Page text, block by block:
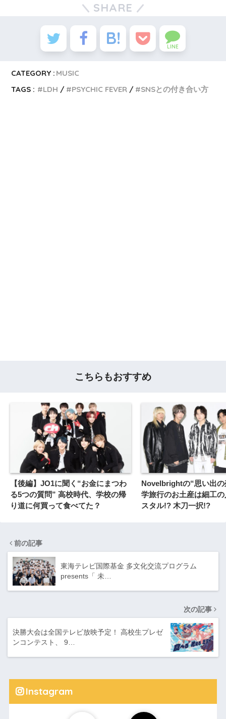
SHARE
LINE
CATEGORY : MUSIC
TAGS :
LDH PSYCHIC FEVER SNSとの付き合い方
こちらもおすすめ
【後編】JO1に聞く“お金にまつわ
る5つの質問” 高校時代、学校の帰
り道に何買って食べてた？
Novelbrightの“思い出の
学旅行のお土産は細工
スタル!? 木刀一択!?
前の記事
東海テレビ国際基金 多文化交流プログラム
presents「 未…
次の記事
決勝大会は全国テレビ放映予定！ 高校生プレゼ
ンコンテスト、 9…
Instagram